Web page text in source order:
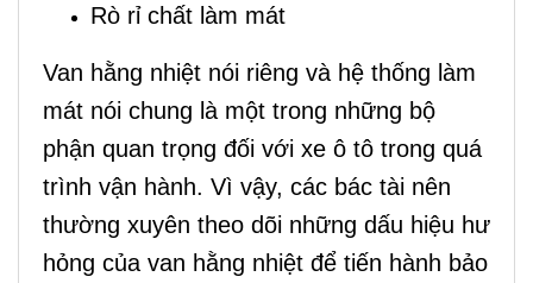
Rò rỉ chất làm mát
Van hằng nhiệt nói riêng và hệ thống làm
mát nói chung là một trong những bộ
phận quan trọng đối với xe ô tô trong quá
trình vận hành. Vì vậy, các bác tài nên
thường xuyên theo dõi những dấu hiệu hư
hỏng của van hằng nhiệt để tiến hành bảo